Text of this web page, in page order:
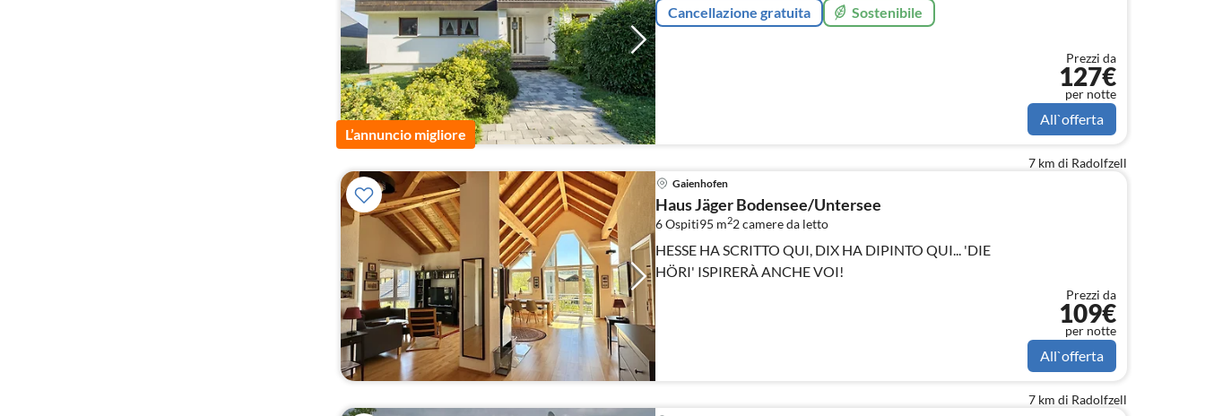
L’annuncio migliore
Cancellazione gratuita Sostenibile
Prezzi da
127€
per notte
All`offerta
7 km di Radolfzell
Gaienhofen
Haus Jäger Bodensee/Untersee
6 Ospiti95 m22camere da letto
HESSE HA SCRITTO QUI, DIX HA DIPINTO QUI... 'DIE
HÖRI' ISPIRERÀ ANCHE VOI!
Prezzi da
109€
per notte
All`offerta
7 km di Radolfzell